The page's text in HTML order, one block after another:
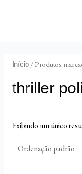
Início/ Produtos
thriller
Exibindo um único